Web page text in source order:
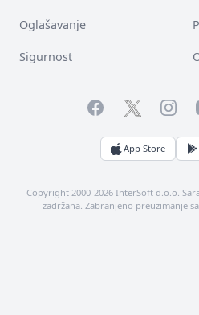
Oglašavanje
Sigurnost
FacebookTwitter
App Store
Copyright 2000-2026 InterSoft d.o.o.
zadržana. Zabranjeno preuzimanje